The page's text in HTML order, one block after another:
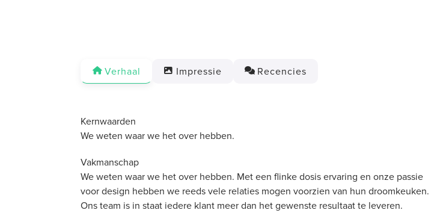
Verhaal Impressie Recencies
Kernwaarden
We weten waar we het over hebben.
Vakmanschap
We weten waar we het over hebben. Met een flinke dosis ervaring en onze passie
voor design hebben we reeds vele relaties mogen voorzien van hun droomkeuken.
Ons team is in staat iedere klant meer dan het gewenste resultaat te leveren.